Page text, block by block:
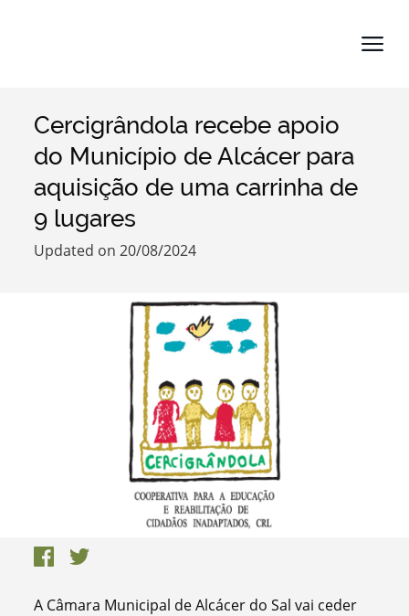
Search term
Categories
Cercigrândola recebe apoio
do Município de Alcácer para
aquisição de uma carrinha de
9 lugares
Updated on 20/08/2024
A Câmara Municipal de Alcácer do Sal vai ceder